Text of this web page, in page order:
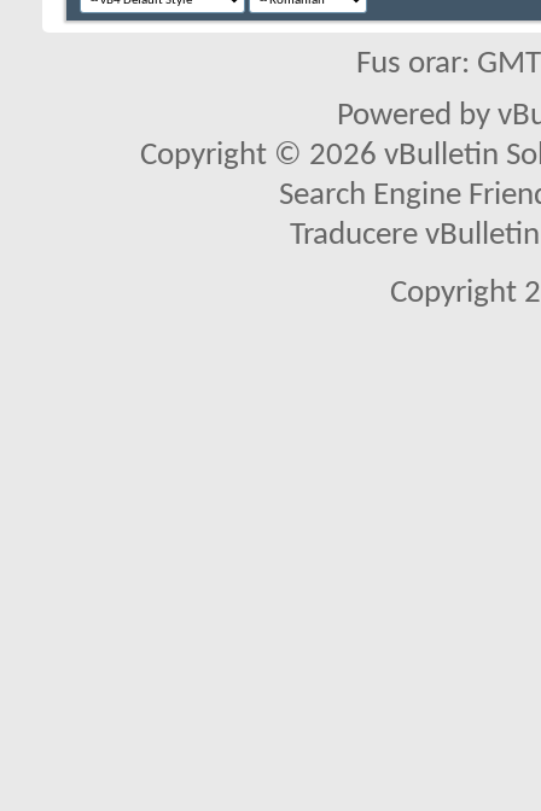
Fus orar:
Powered by
Copyright © 2026 vBulletin
Search Engine
Traducere
Copyright